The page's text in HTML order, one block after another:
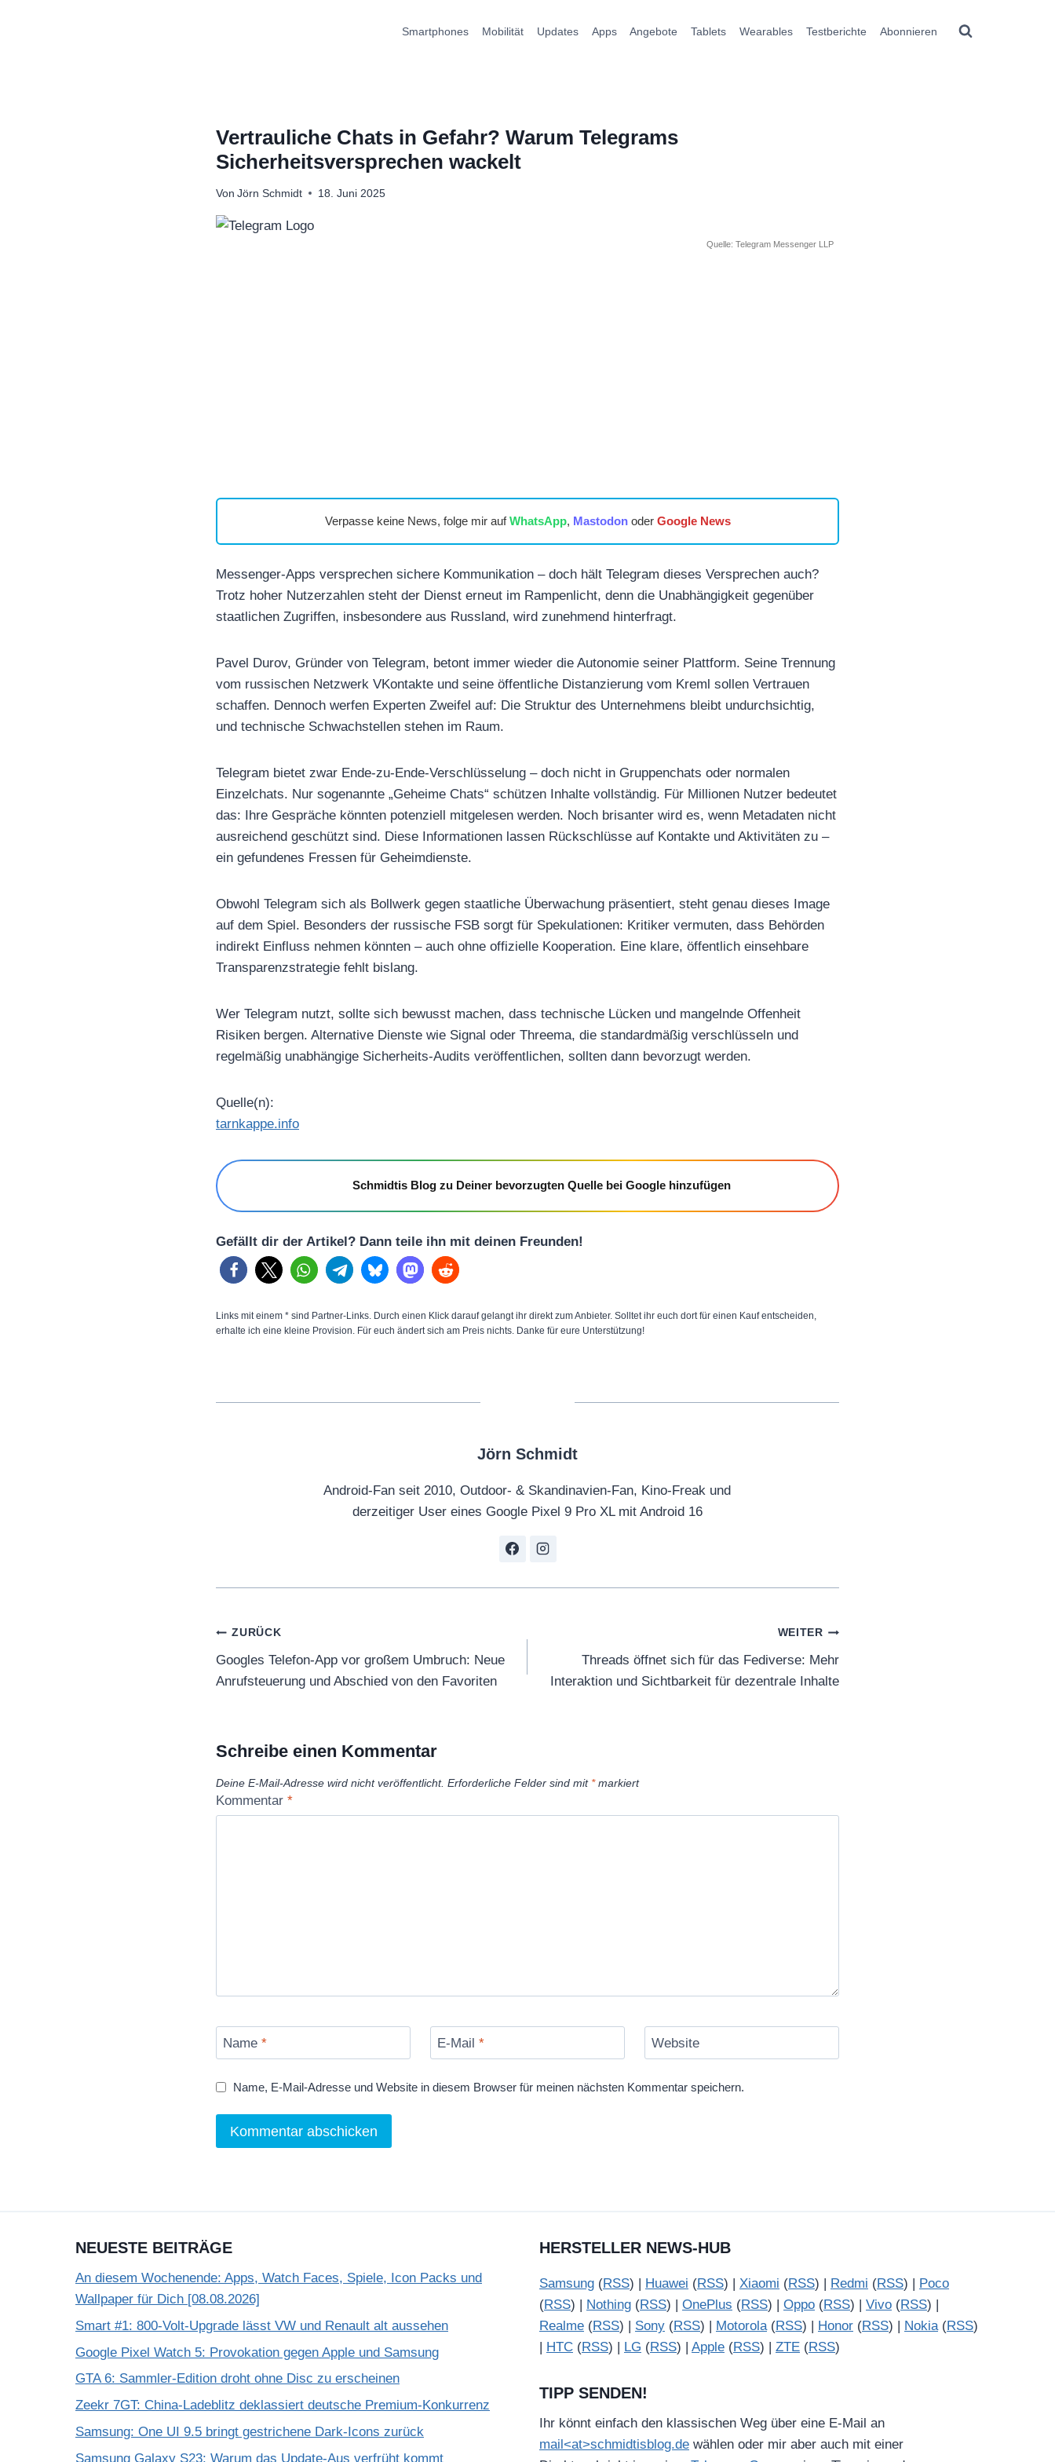
Smartphones Mobilität Updates Apps Angebote Tablets Wearables Testberichte Abonnieren
Vertrauliche Chats in Gefahr? Warum Telegrams
Sicherheitsversprechen wackelt
Von Jörn Schmidt 18. Juni 2025
Quelle: Telegram Messenger LLP
Verpasse keine News, folge mir aufWhatsApp, Mastodonoder Google News
Messenger-Apps versprechen sichere Kommunikation – doch hält Telegram dieses Versprechen auch?
Trotz hoher Nutzerzahlen steht der Dienst erneut im Rampenlicht, denn die Unabhängigkeit gegenüber
staatlichen Zugriffen, insbesondere aus Russland, wird zunehmend hinterfragt.
Pavel Durov, Gründer von Telegram, betont immer wieder die Autonomie seiner Plattform. Seine Trennung
vom russischen Netzwerk VKontakte und seine öffentliche Distanzierung vom Kreml sollen Vertrauen
schaffen. Dennoch werfen Experten Zweifel auf: Die Struktur des Unternehmens bleibt undurchsichtig,
und technische Schwachstellen stehen im Raum.
Telegram bietet zwar Ende-zu-Ende-Verschlüsselung – doch nicht in Gruppenchats oder normalen
Einzelchats. Nur sogenannte „Geheime Chats“ schützen Inhalte vollständig. Für Millionen Nutzer bedeutet
das: Ihre Gespräche könnten potenziell mitgelesen werden. Noch brisanter wird es, wenn Metadaten nicht
ausreichend geschützt sind. Diese Informationen lassen Rückschlüsse auf Kontakte und Aktivitäten zu –
ein gefundenes Fressen für Geheimdienste.
Obwohl Telegram sich als Bollwerk gegen staatliche Überwachung präsentiert, steht genau dieses Image
auf dem Spiel. Besonders der russische FSB sorgt für Spekulationen: Kritiker vermuten, dass Behörden
indirekt Einfluss nehmen könnten – auch ohne offizielle Kooperation. Eine klare, öffentlich einsehbare
Transparenzstrategie fehlt bislang.
Wer Telegram nutzt, sollte sich bewusst machen, dass technische Lücken und mangelnde Offenheit
Risiken bergen. Alternative Dienste wie Signal oder Threema, die standardmäßig verschlüsseln und
regelmäßig unabhängige Sicherheits-Audits veröffentlichen, sollten dann bevorzugt werden.
Quelle(n):
tarnkappe.info
Schmidtis Blog zu Deiner bevorzugten Quelle bei Google hinzufügen
Gefällt dir der Artikel? Dann teile ihn mit deinen Freunden!
Links mit einem * sind Partner-Links. Durch einen Klick darauf gelangt ihr direkt zum Anbieter. Solltet ihr euch dort für einen Kauf entscheiden,
erhalte ich eine kleine Provision. Für euch ändert sich am Preis nichts. Danke für eure Unterstützung!
Jörn Schmidt
Android-Fan seit 2010, Outdoor- & Skandinavien-Fan, Kino-Freak und
derzeitiger User eines Google Pixel 9 Pro XL mit Android 16
Beitragsnavigation
ZURÜCK
Googles Telefon-App vor großem Umbruch: Neue
Anrufsteuerung und Abschied von den Favoriten
WEITER
Threads öffnet sich für das Fediverse: Mehr
Interaktion und Sichtbarkeit für dezentrale Inhalte
Schreibe einen Kommentar
Deine E-Mail-Adresse wird nicht veröffentlicht. Erforderliche Felder sind mit *markiert
Kommentar *
Name * E-Mail * Website
Name, E-Mail-Adresse und Website in diesem Browser für meinen nächsten Kommentar speichern.
NEUESTE BEITRÄGE
An diesem Wochenende: Apps, Watch Faces, Spiele, Icon Packs und
Wallpaper für Dich [08.08.2026]
Smart #1: 800-Volt-Upgrade lässt VW und Renault alt aussehen
Google Pixel Watch 5: Provokation gegen Apple und Samsung
GTA 6: Sammler-Edition droht ohne Disc zu erscheinen
Zeekr 7GT: China-Ladeblitz deklassiert deutsche Premium-Konkurrenz
Samsung: One UI 9.5 bringt gestrichene Dark-Icons zurück
Samsung Galaxy S23: Warum das Update-Aus verfrüht kommt
HERSTELLER NEWS-HUB
Samsung (RSS) | Huawei (RSS) | Xiaomi (RSS) | Redmi (RSS) | Poco
(RSS) | Nothing (RSS) | OnePlus (RSS) | Oppo (RSS) | Vivo (RSS) |
Realme (RSS) | Sony (RSS) | Motorola(RSS) | Honor (RSS) | Nokia(RSS)
| HTC (RSS) | LG (RSS) | Apple (RSS) | ZTE (RSS)
TIPP SENDEN!
Ihr könnt einfach den klassischen Weg über eine E-Mail an
mail<at>schmidtisblog.de wählen oder mir aber auch mit einer